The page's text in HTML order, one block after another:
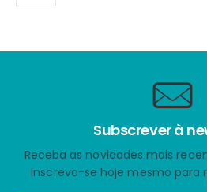
Subscrever à
Receba as novidades mais
Inscreva-se hoje mesmo para